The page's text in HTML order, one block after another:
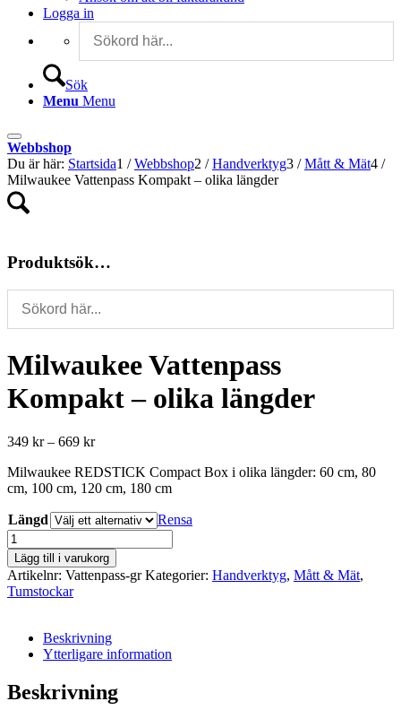
Logga in
Sök
Menu Menu
Webbshop
Du är här: Startsida1 / Webbshop2 / Handverktyg3 / Mått & Mät4 /
Milwaukee Vattenpass Kompakt – olika längder
Produktsök…
Milwaukee Vattenpass
Kompakt – olika längder
349 kr – 669 krPrisintervall:
till
669 kr
Milwaukee REDSTICK Compact Box i olika längder: 60 cm, 80
cm, 100 cm, 120 cm, 180 cm
Längd
Rensa
Milwaukee
Vattenpass
Kompakt
-
olika
mängd
Lägg till i varukorg
Artikelnr: Vattenpass-gr Kategorier: Handverktyg, Mått & Mät,
Tumstockar
Beskrivning
Ytterligare information
Beskrivning